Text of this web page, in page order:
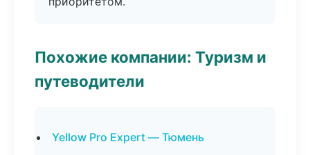
Похожие компании: Туризм и
путеводители
Yellow Pro Expert — Тюмень